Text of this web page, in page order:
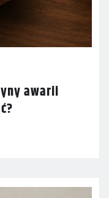
awarii